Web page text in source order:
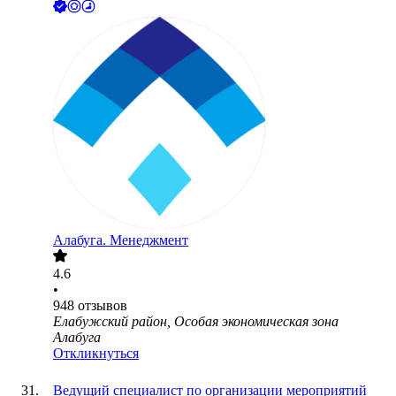
Алабуга. Менеджмент
4.6
•
948 отзывов
Елабужский район, Особая экономическая зона
Алабуга
Откликнуться
Ведущий специалист по организации мероприятий